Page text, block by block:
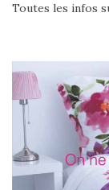
Toutes les infos